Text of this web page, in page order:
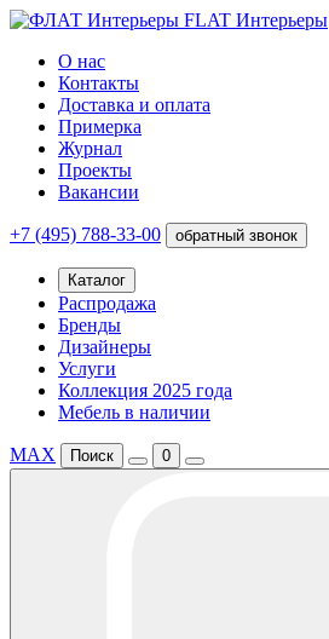
FLAT Интерьеры
О нас
Контакты
Доставка и оплата
Примерка
Журнал
Проекты
Вакансии
+7 (495) 788-33-00 обратный звонок
Каталог
Распродажа
Бренды
Дизайнеры
Услуги
Коллекция 2025 года
Мебель в наличии
MAX Поиск 0